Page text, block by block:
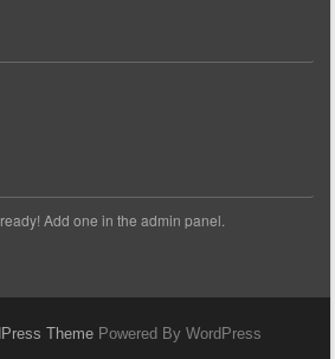
Add one in the admin panel.
ThemePowered By WordPress